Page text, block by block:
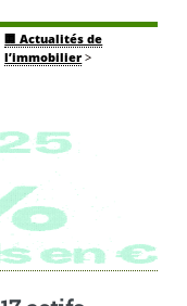
🏢 Actualités de
l’immobilier >